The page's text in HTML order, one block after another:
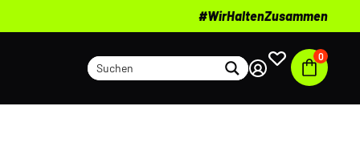
#WirHaltenZusammen
0